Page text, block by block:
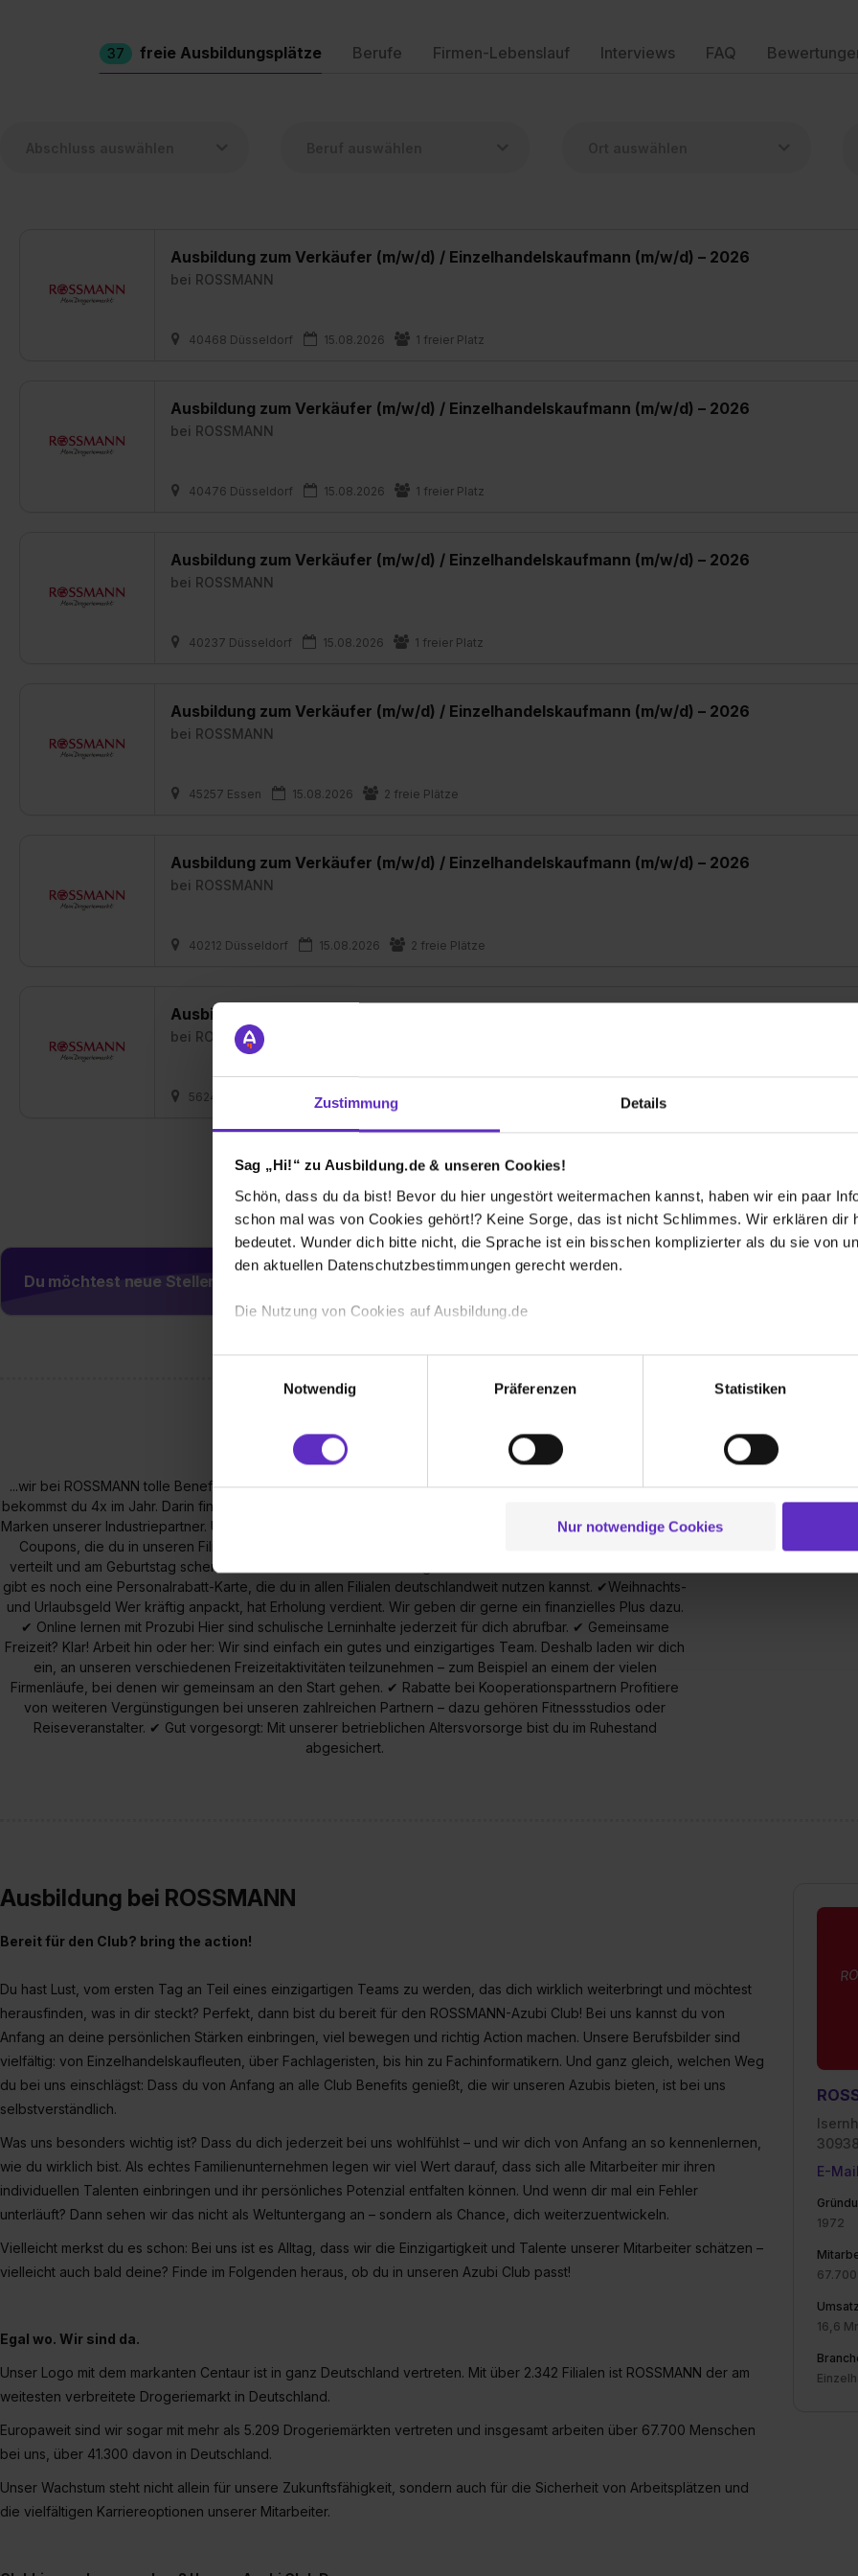
Zustimmung Details
Sag „Hi!“ zu Ausbildung.de & unseren Cookies!
Schön, dass du da bist! Bevor du hier ungestört weitermachen kannst, haben wir ein paar
schon mal was von Cookies gehört!? Keine Sorge, das ist nicht Schlimmes. Wir erklären dir
bedeutet. Wunder dich bitte nicht, die Sprache ist ein bisschen komplizierter als du sie von
den aktuellen Datenschutzbestimmungen gerecht werden.
Die Nutzung von Cookies auf Ausbildung.de
Wir verwenden Cookies zur technischen Funktion unserer Webseite („Notwendig“), um von
Webseite getroffenen Einstellungen zu speichern ( „Präferenzen“), die Zugriffe auf unsere
(„Statistiken“), um Informationen zu deiner Verwendung unserer Website an unsere Partner
Partner führen diese Informationen möglicherweise mit weiteren Daten zusammen, die du
zu. . In diesem Fall sowie bei der separaten Aktivierung von „Social Media und Marketing“
einverstanden, dass dir nach Setzen der Cookies externe Inhalte (z.B. Videos oder Posts)
Erlaubnis hierfür kannst du auch später noch im Einzelfall bei dem jeweiligen Inhalt erteilen.
Verwendungszwecke zulassen, triff deine Auswahl über die Checkboxen und klick auf
Einwilligung zur Platzierung von Cookies der Kategorien „Präferenzen“, „Statistiken“ und
umfasst hierbei die Einwilligung zur Übermittlung deiner Daten in die USA (Art. 49 Abs. 1 S.
verfügen über kein angemessenes Datenschutzniveau (EuGH – Schrems II). Du kannst die
jederzeit mit Wirkung für die Zukunft ganz oder teilweise über unsere Datenschutzerklärung
„Datenschutz-Einstellungen“ widerrufen. Weitere Informationen zu den einzelnen Cookies
„Details zeigen“. Weitere Informationen:
Notwendig
Präferenzen Statistiken
Nur notwendige Cookies
37 freie Ausbildungsplätze Berufe Firmen-Lebenslauf Interviews FAQ
Ausbildung zum Verkäufer (m/w/d) / Einzelhandelskaufmann (m/w/d) – 2026
bei ROSSMANN
40468 Düsseldorf 15.08.2026 1 freier Platz
Ausbildung zum Verkäufer (m/w/d) / Einzelhandelskaufmann (m/w/d) – 2026
bei ROSSMANN
40476 Düsseldorf 15.08.2026 1 freier Platz
Ausbildung zum Verkäufer (m/w/d) / Einzelhandelskaufmann (m/w/d) – 2026
bei ROSSMANN
40237 Düsseldorf 15.08.2026 1 freier Platz
Ausbildung zum Verkäufer (m/w/d) / Einzelhandelskaufmann (m/w/d) – 2026
bei ROSSMANN
45257 Essen 15.08.2026 2 freie Plätze
Ausbildung zum Verkäufer (m/w/d) / Einzelhandelskaufmann (m/w/d) – 2026
bei ROSSMANN
40212 Düsseldorf 15.08.2026 2 freie Plätze
Ausbildung zum Verkäufer (m/w/d) / Einzelhandelskaufmann (m/w/d) – 2027
bei ROSSMANN
56242 Selters (Westerwald) 15.08.2027
Weitere Ergebnisse laden
Du möchtest neue Stellen automatisch zugeschickt bekommen?
Wusstest du schon, dass...
...wir bei ROSSMANN tolle Benefits bieten? Das sind: ✔ Azubi-Box & exklusive Coupons Unsere Azubi-Box
bekommst du 4x im Jahr. Darin findest du die Produktneuheiten unserer Eigenmarken und die Neuheiten der
Marken unserer Industriepartner. Unsere Azubi-Box bekommst du 4x im Jahr. Außerdem erhältst du exklusive
Coupons, die du in unseren Filialen einlösen kannst. ✔ Einkaufsgutscheine & Personalrabatt Übers Jahr
verteilt und am Geburtstag schenken wir unseren Azubis Einkaufsgutscheine im Wert von rund 500€. Dazu
gibt es noch eine Personalrabatt-Karte, die du in allen Filialen deutschlandweit nutzen kannst. ✔Weihnachts-
und Urlaubsgeld Wer kräftig anpackt, hat Erholung verdient. Wir geben dir gerne ein finanzielles Plus dazu.
✔ Online lernen mit Prozubi Hier sind schulische Lerninhalte jederzeit für dich abrufbar. ✔ Gemeinsame
Freizeit? Klar! Arbeit hin oder her: Wir sind einfach ein gutes und einzigartiges Team. Deshalb laden wir dich
ein, an unseren verschiedenen Freizeitaktivitäten teilzunehmen – zum Beispiel an einem der vielen
Firmenläufe, bei denen wir gemeinsam an den Start gehen. ✔ Rabatte bei Kooperationspartnern Profitiere
von weiteren Vergünstigungen bei unseren zahlreichen Partnern – dazu gehören Fitnessstudios oder
Reiseveranstalter. ✔ Gut vorgesorgt: Mit unserer betrieblichen Altersvorsorge bist du im Ruhestand
abgesichert.
E-
1972
67.700
16,6
Ausbildung bei ROSSMANN
Bereit für den Club? bring the action!
Du hast Lust, vom ersten Tag an Teil eines einzigartigen Teams zu werden, das dich wirklich weiterbringt und möchtest
herausfinden, was in dir steckt? Perfekt, dann bist du bereit für den ROSSMANN-Azubi Club! Bei uns kannst du von
Anfang an deine persönlichen Stärken einbringen, viel bewegen und richtig Action machen. Unsere Berufsbilder sind
vielfältig: von Einzelhandelskaufleuten, über Fachlageristen, bis hin zu Fachinformatikern. Und ganz gleich, welchen Weg
du bei uns einschlägst: Dass du von Anfang an alle Club Benefits genießt, die wir unseren Azubis bieten, ist bei uns
selbstverständlich.
Was uns besonders wichtig ist? Dass du dich jederzeit bei uns wohlfühlst – und wir dich von Anfang an so kennenlernen,
wie du wirklich bist. Als echtes Familienunternehmen legen wir viel Wert darauf, dass sich alle Mitarbeiter mir ihren
individuellen Talenten einbringen und ihr persönliches Potenzial entfalten können. Und wenn dir mal ein Fehler
unterläuft? Dann sehen wir das nicht als Weltuntergang an – sondern als Chance, dich weiterzuentwickeln.
Vielleicht merkst du es schon: Bei uns ist es Alltag, dass wir die Einzigartigkeit und Talente unserer Mitarbeiter schätzen –
vielleicht auch bald deine? Finde im Folgenden heraus, ob du in unseren Azubi Club passt!
Egal wo. Wir sind da.
Unser Logo mit dem markanten Centaur ist in ganz Deutschland vertreten. Mit über 2.342 Filialen ist ROSSMANN der am
weitesten verbreitete Drogeriemarkt in Deutschland.
Europaweit sind wir sogar mit mehr als 5.209 Drogeriemärkten vertreten und insgesamt arbeiten über 67.700 Menschen
bei uns, über 41.300 davon in Deutschland.
Unser Wachstum steht nicht allein für unsere Zukunftsfähigkeit, sondern auch für die Sicherheit von Arbeitsplätzen und
die vielfältigen Karriereoptionen unserer Mitarbeiter.